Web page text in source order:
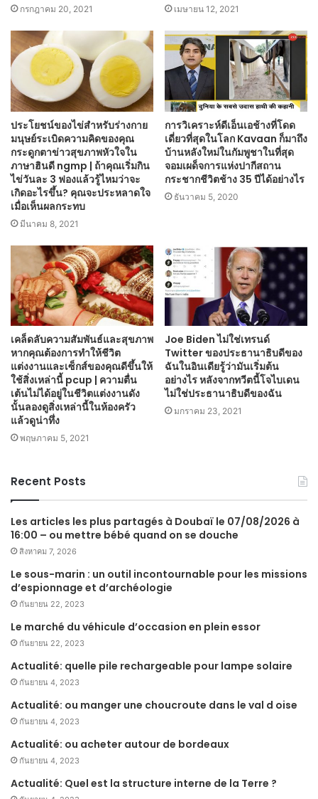
กรกฎาคม 20, 2021 เมษายน 12, 2021
ประโยชน์ของไข่สำหรับร่างกาย
มนุษย์ระเบิดความคิดของคุณ
กระดูกตาข่าวสุขภาพหัวใจใน
ภาษาฮินดี ngmp | ถ้าคุณเริ่มกิน
ไข่วันละ 3 ฟองแล้วรู้ไหมว่าจะ
เกิดอะไรขึ้น? คุณจะประหลาดใจ
เมื่อเห็นผลกระทบ
มีนาคม 8, 2021
การวิเคราะห์ดีเอ็นเอช้างที่โดด
เดี่ยวที่สุดในโลก Kavaan ก็มาถึง
บ้านหลังใหม่ในกัมพูชาในที่สุด
จอมเผด็จการแห่งปากีสถาน
กระชากชีวิตช้าง 35 ปีได้อย่างไร
ธันวาคม 5, 2020
เคล็ดลับความสัมพันธ์และสุขภาพ
หากคุณต้องการทำให้ชีวิต
แต่งงานและเซ็กส์ของคุณดีขึ้นให้
ใช้สิ่งเหล่านี้ pcup | ความตื่น
เต้นไม่ได้อยู่ในชีวิตแต่งงานดัง
นั้นลองดูสิ่งเหล่านี้ในห้องครัว
แล้วดูน่าทึ่ง
พฤษภาคม 5, 2021
Joe Biden ไม่ใช่เทรนด์
Twitter ของประธานาธิบดีของ
ฉันในอินเดียรู้ว่ามันเริ่มต้น
อย่างไร หลังจากทวีตนี้โจไบเดน
ไม่ใช่ประธานาธิบดีของฉัน
มกราคม 23, 2021
Recent Posts
Les articles les plus partagés à Doubaï le 07/08/2026 à
16:00 – ou mettre bébé quand on se douche
สิงหาคม 7, 2026
Le sous-marin : un outil incontournable pour les missions
d’espionnage et d’archéologie
กันยายน 22, 2023
Le marché du véhicule d’occasion en plein essor
กันยายน 22, 2023
Actualité: quelle pile rechargeable pour lampe solaire
กันยายน 4, 2023
Actualité: ou manger une choucroute dans le val d oise
กันยายน 4, 2023
Actualité: ou acheter autour de bordeaux
กันยายน 4, 2023
Actualité: Quel est la structure interne de la Terre ?